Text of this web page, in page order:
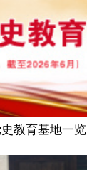
教育基地一览